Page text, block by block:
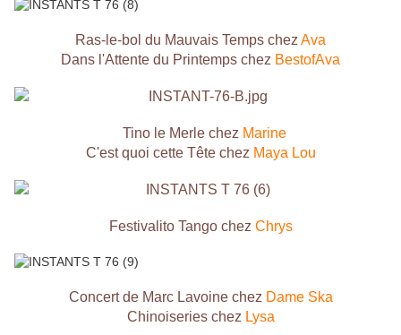
Ras-le-bol du Mauvais Temps chez Ava
Dans l'Attente du Printemps chez BestofAva
Tino le Merle chez Marine
C'est quoi cette Tête chez Maya Lou
Festivalito Tango chez Chrys
Concert de Marc Lavoine chez Dame Ska
Chinoiseries chez Lysa